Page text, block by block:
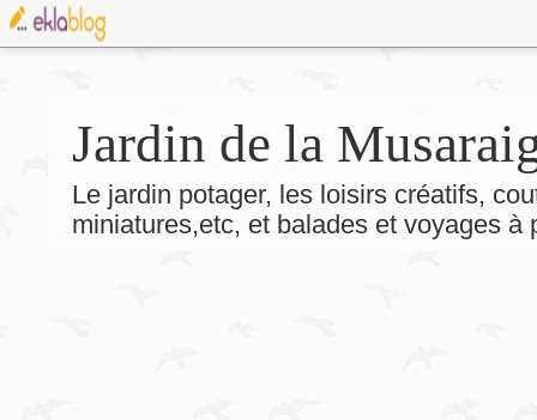
Jardin de la
Le jardin potager, les loisirs créatifs,
miniatures,etc, et balades et voyages